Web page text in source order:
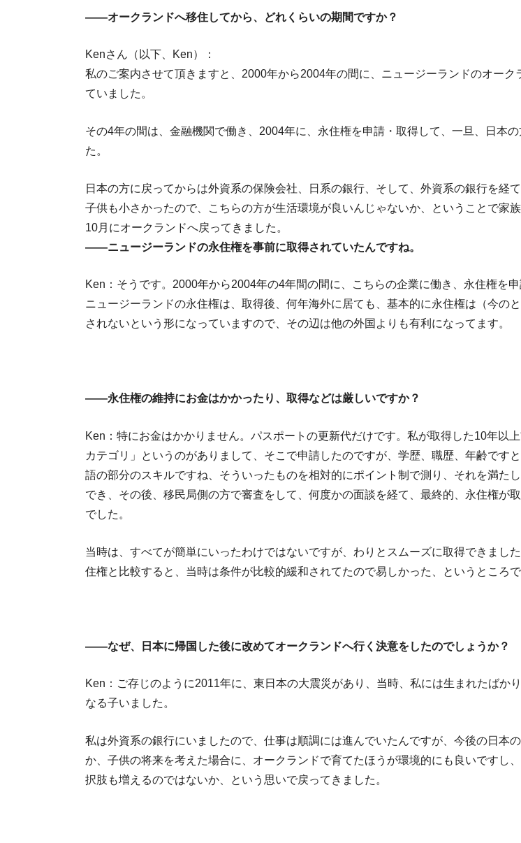
使えるとかっこいい
【イベント情報】海
楽
――オークランドへ移住してから、どれくらいの期間ですか？
Kenさん（以下、Ken）：
私のご案内させて頂きますと、2000年から2004年の間に、ニュージーランドのオーク
ていました。
その4年の間は、金融機関で働き、2004年に、永住権を申請・取得して、一旦、日本
た。
日本の方に戻ってからは外資系の保険会社、日系の銀行、そして、外資系の銀行を経て
子供も小さかったので、こちらの方が生活環境が良いんじゃないか、ということで家
10月にオークランドへ戻ってきました。
――ニュージーランドの永住権を事前に取得されていたんですね。
Ken：そうです。2000年から2004年の4年間の間に、こちらの企業に働き、永住権を申
ニュージーランドの永住権は、取得後、何年海外に居ても、基本的に永住権は（今の
されないという形になっていますので、その辺は他の外国よりも有利になってます。
――永住権の維持にお金はかかったり、取得などは厳しいですか？
Ken：特にお金はかかりません。パスポートの更新代だけです。私が取得した10年以
カテゴリ」というのがありまして、そこで申請したのですが、学歴、職歴、年齢です
語の部分のスキルですね、そういったものを相対的にポイント制で測り、それを満た
でき、その後、移民局側の方で審査をして、何度かの面談を経て、最終的、永住権が
でした。
当時は、すべてが簡単にいったわけではないですが、わりとスムーズに取得できまし
住権と比較すると、当時は条件が比較的緩和されてたので易しかった、というところで
――なぜ、日本に帰国した後に改めてオークランドへ行く決意をしたのでしょうか？
Ken：ご存じのように2011年に、東日本の大震災があり、当時、私には生まれたばか
なる子いました。
私は外資系の銀行にいましたので、仕事は順調には進んでいたんですが、今後の日本
か、子供の将来を考えた場合に、オークランドで育てたほうが環境的にも良いですし
択肢も増えるのではないか、という思いで戻ってきました。